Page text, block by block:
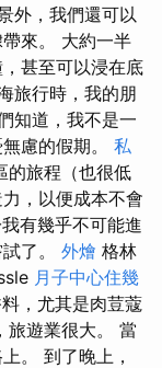
外，我們還可以
來。 大約一半
甚至可以浸在底
旅行時，我的朋
知道，我不是一
慮的假期。 私
的旅程（也很低
，以便成本不會
有幾乎不可能進
了。 外燴 格林
月子中心住幾
，尤其是肉荳蔻
旅遊業很大。 當
。 到了晚上，